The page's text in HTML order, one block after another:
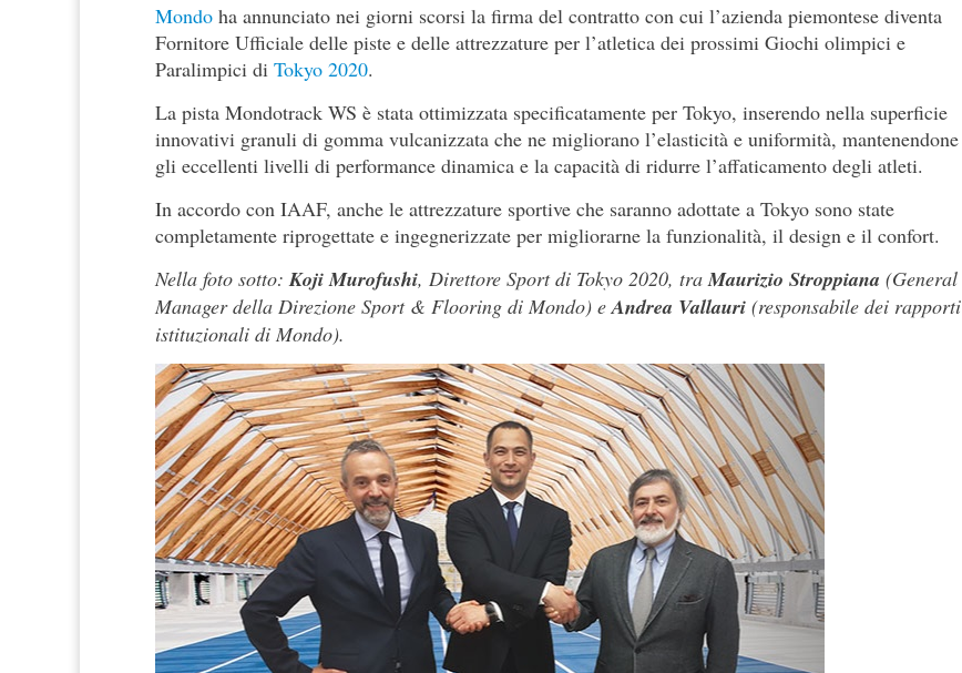
Mondo ha annunciato nei giorni scorsi la firma del contratto con cui l’azienda piemontese diventa
Fornitore Ufficiale delle piste e delle attrezzature per l’atletica dei prossimi Giochi olimpici e
Paralimpici di Tokyo 2020.
La pista Mondotrack WS è stata ottimizzata specificatamente per Tokyo, inserendo nella superficie
innovativi granuli di gomma vulcanizzata che ne migliorano l’elasticità e uniformità, mantenendone
gli eccellenti livelli di performance dinamica e la capacità di ridurre l’affaticamento degli atleti.
In accordo con IAAF, anche le attrezzature sportive che saranno adottate a Tokyo sono state
completamente riprogettate e ingegnerizzate per migliorarne la funzionalità, il design e il confort.
Nella foto sotto: Koji Murofushi, Direttore Sport di Tokyo 2020, tra Maurizio Stroppiana (General
Manager della Direzione Sport & Flooring di Mondo) e Andrea Vallauri (responsabile dei rapporti
istituzionali di Mondo).